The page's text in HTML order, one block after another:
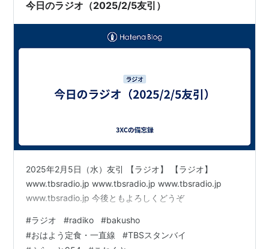
今日のラジオ（2025/2/5友引）
2025年2月5日（水）友引 【ラジオ】 【ラジオ】
www.tbsradio.jp www.tbsradio.jp www.tbsradio.jp
www.tbsradio.jp 今後ともよろしくどうぞ
#ラジオ #radiko #bakusho
#おはよう定食・一直線 #TBSスタンバイ